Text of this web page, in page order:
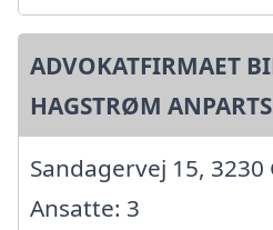
ADVOKATFIRMAET
HAGSTRØM
Sandagervej 15,
Ansatte: 3